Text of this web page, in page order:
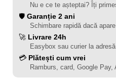
Nu e ce te așteptai? Îți
🛡️ Garanție 2 ani
Schimbare rapidă dacă
🚀 Livrare 24h
Easybox sau curier la adresă
💳 Plătești cum vrei
Ramburs, card, Google Pay,